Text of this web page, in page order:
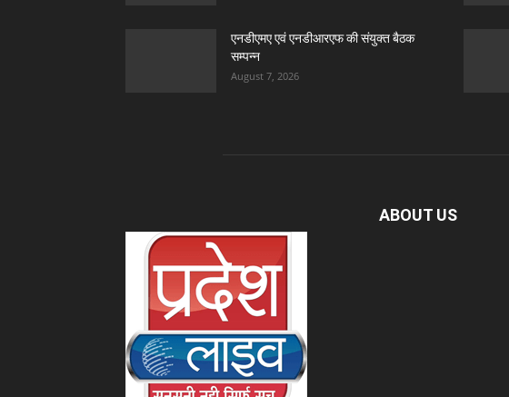
एनडीएमए एवं एनडीआरएफ की संयुक्त बैठक
सम्पन्न
August 7, 2026
ABOUT US